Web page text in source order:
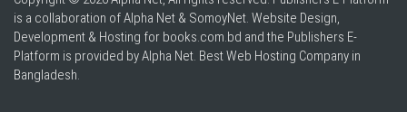
is a collaboration of Alpha Net & SomoyNet. Website Design,
Development & Hosting for books.com.bd and the Publishers E-
Platform is provided by Alpha Net. BestWeb Hosting Company in
Bangladesh.